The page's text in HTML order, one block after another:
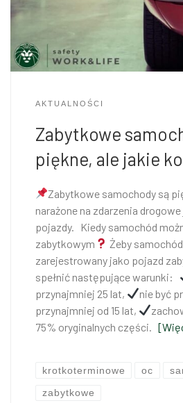
AKTUALNOŚCI
Zabytkowe
piękne, ale jakie
Zabytkowe samochody są
narażone na zdarzenia
pojazdy. Kiedy samochód
zabytkowym
Żeby
zarejestrowany jako pojazd
spełnić następujące warunki:
przynajmniej 25 lat,
nie być
przynajmniej od 15 lat,
75% oryginalnych części.
krotkoterminowe oc
zabytkowe